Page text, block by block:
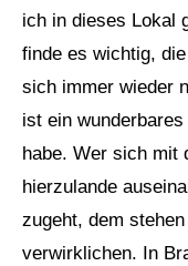
ich in dieses Lokal
finde es wichtig,
sich immer wieder
ist ein
habe. Wer sich mit
hierzulande
zugeht, dem
verwirklichen. In